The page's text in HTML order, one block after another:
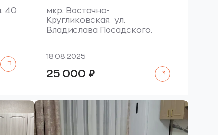
40
мкр. Восточно-
Кругликовская. ул.
Владислава Посадского.
18.08.2025
25 000 ₽